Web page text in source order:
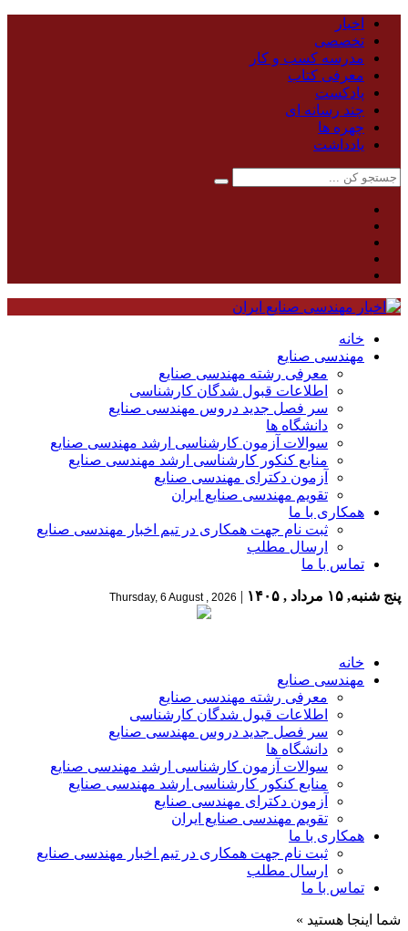
اخبار
تخصصی
مدرسه کسب و کار
معرفی کتاب
پادکست
چند رسانه ای
چهره ها
یادداشت
خانه
مهندسی صنایع
معرفی رشته مهندسی صنایع
اطلاعات قبول شدگان کارشناسی
سر فصل جدید دروس مهندسی صنایع
دانشگاه ها
سوالات آزمون کارشناسی ارشد مهندسی صنایع
منابع کنکور کارشناسی ارشد مهندسی صنایع
آزمون دکترای مهندسی صنایع
تقویم مهندسی صنایع ایران
همکاری با ما
ثبت نام جهت همکاری در تیم اخبار مهندسی صنایع
ارسال مطلب
تماس با ما
پنج شنبه, ۱۵ مرداد , ۱۴۰۵ |
Thursday, 6 August , 2026
خانه
مهندسی صنایع
معرفی رشته مهندسی صنایع
اطلاعات قبول شدگان کارشناسی
سر فصل جدید دروس مهندسی صنایع
دانشگاه ها
سوالات آزمون کارشناسی ارشد مهندسی صنایع
منابع کنکور کارشناسی ارشد مهندسی صنایع
آزمون دکترای مهندسی صنایع
تقویم مهندسی صنایع ایران
همکاری با ما
ثبت نام جهت همکاری در تیم اخبار مهندسی صنایع
ارسال مطلب
تماس با ما
شما اینجا هستید »